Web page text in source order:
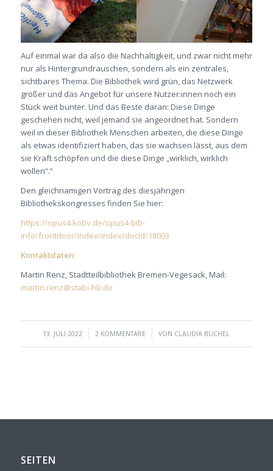
Auf einmal war da also die Nachhaltigkeit, und zwar nicht mehr
nur als Hintergrundrauschen, sondern als ein zentrales,
sichtbares Thema. Die Bibliothek wird grün, das Netzwerk
größer und das Angebot für unsere Nutzer:innen noch ein
Stück weit bunter. Und das Beste daran: Diese Dinge
geschehen nicht, weil jemand sie angeordnet hat. Sondern
weil in dieser Bibliothek Menschen arbeiten, die diese Dinge
als etwas identifiziert haben, das sie wachsen lässt, aus dem
sie Kraft schöpfen und die diese Dinge „wirklich, wirklich
wollen“.“
Den gleichnamigen Vortrag des diesjährigen
Bibliothekskongresses finden Sie hier:
https://opus4.kobv.de/opus4-bib-
info/frontdoor/index/index/docId/18003
Kontaktdaten:
Martin Renz, Stadtteilbibliothek Bremen-Vegesack, Mail:
martin.renz@stabi-hb.de
13. JULI 2022
/ 2 KOMMENTARE
/ VON CLAUDIA BÜCHEL
SEITEN